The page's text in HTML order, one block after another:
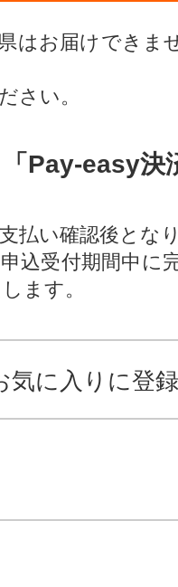
はお届けできま
さい。
「Pay-easy決
払い確認後とな
込受付期間中に
ます。
気に入りに登録